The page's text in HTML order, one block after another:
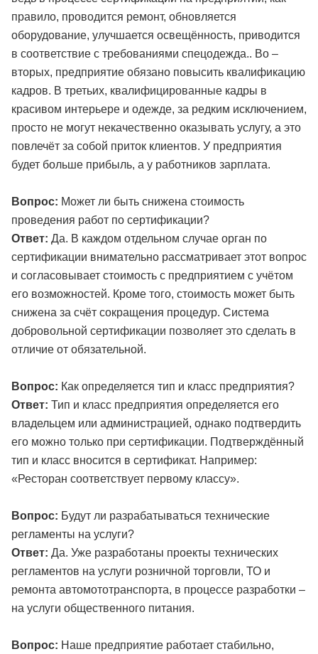
правило, проводится ремонт, обновляется
оборудование, улучшается освещённость, приводится
в соответствие с требованиями спецодежда.. Во –
вторых, предприятие обязано повысить квалификацию
кадров. В третьих, квалифицированные кадры в
красивом интерьере и одежде, за редким исключением,
просто не могут некачественно оказывать услугу, а это
повлечёт за собой приток клиентов. У предприятия
будет больше прибыль, а у работников зарплата.
Вопрос: Может ли быть снижена стоимость
проведения работ по сертификации?
Ответ: Да. В каждом отдельном случае орган по
сертификации внимательно рассматривает этот вопрос
и согласовывает стоимость с предприятием с учётом
его возможностей. Кроме того, стоимость может быть
снижена за счёт сокращения процедур. Система
добровольной сертификации позволяет это сделать в
отличие от обязательной.
Вопрос: Как определяется тип и класс предприятия?
Ответ: Тип и класс предприятия определяется его
владельцем или администрацией, однако подтвердить
его можно только при сертификации. Подтверждённый
тип и класс вносится в сертификат. Например:
«Ресторан соответствует первому классу».
Вопрос: Будут ли разрабатываться технические
регламенты на услуги?
Ответ: Да. Уже разработаны проекты технических
регламентов на услуги розничной торговли, ТО и
ремонта автомототранспорта, в процессе разработки –
на услуги общественного питания.
Вопрос: Наше предприятие работает стабильно,